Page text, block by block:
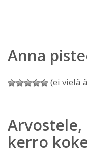
Anna
(ei vielä
kerro